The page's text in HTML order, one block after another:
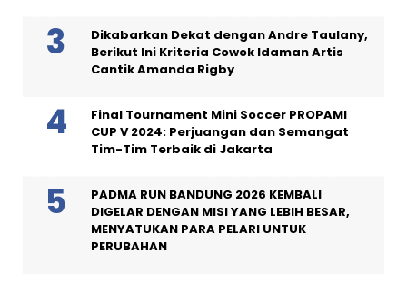
Dikabarkan Dekat dengan Andre Taulany,
Berikut Ini Kriteria Cowok Idaman Artis
Cantik Amanda Rigby
Final Tournament Mini Soccer PROPAMI
CUP V 2024: Perjuangan dan Semangat
Tim-Tim Terbaik di Jakarta
PADMA RUN BANDUNG 2026 KEMBALI
DIGELAR DENGAN MISI YANG LEBIH BESAR,
MENYATUKAN PARA PELARI UNTUK
PERUBAHAN